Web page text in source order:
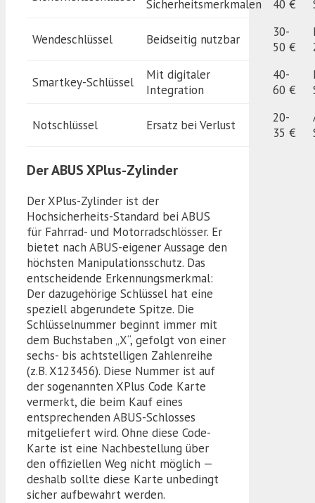
Sicherheitsmerkmalen 40 €
Wendeschlüssel Beidseitig nutzbar
30-
50 €
Smartkey-Schlüssel
Mit digitaler
Integration
40-
60 €
Notschlüssel Ersatz bei Verlust
20-
35 €
Der ABUS XPlus-Zylinder
Der XPlus-Zylinder ist der
Hochsicherheits-Standard bei ABUS
für Fahrrad- und Motorradschlösser. Er
bietet nach ABUS-eigener Aussage den
höchsten Manipulationsschutz. Das
entscheidende Erkennungsmerkmal:
Der dazugehörige Schlüssel hat eine
speziell abgerundete Spitze. Die
Schlüsselnummer beginnt immer mit
dem Buchstaben „X“, gefolgt von einer
sechs- bis achtstelligen Zahlenreihe
(z.B. X123456). Diese Nummer ist auf
der sogenannten XPlus Code Karte
vermerkt, die beim Kauf eines
entsprechenden ABUS-Schlosses
mitgeliefert wird. Ohne diese Code-
Karte ist eine Nachbestellung über
den offiziellen Weg nicht möglich —
deshalb sollte diese Karte unbedingt
sicher aufbewahrt werden.